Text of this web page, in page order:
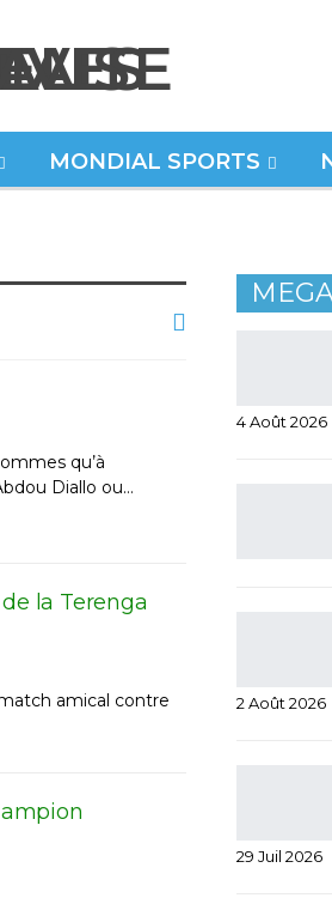
MONDIAL SPORTS
qu’à
Diallo ou…
la Terenga
amical contre
4 Août 2026
2 Août 2026
29 Juil 2026